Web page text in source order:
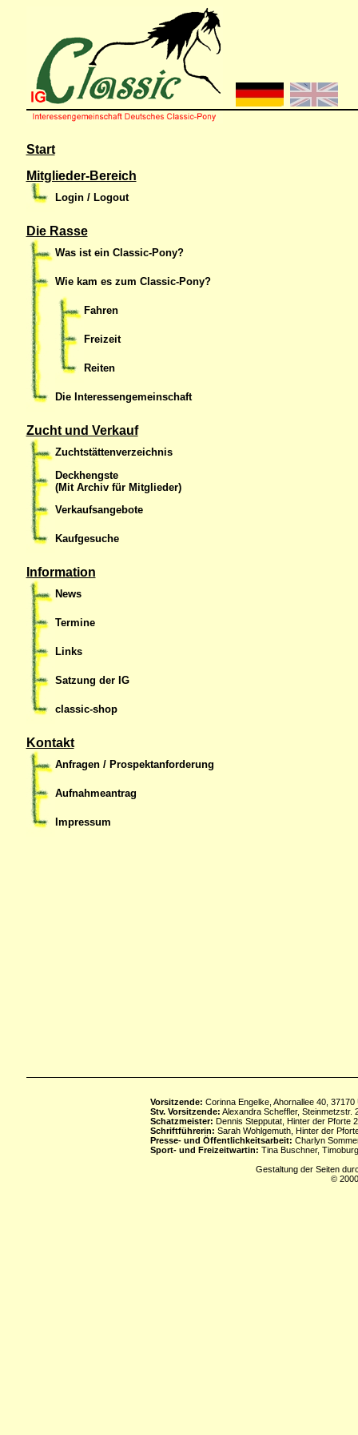
Start
Mitglieder-Bereich
Login / Logout
Die Rasse
Was ist ein Classic-Pony?
Wie kam es zum Classic-Pony?
Fahren
Freizeit
Reiten
Die Interessengemeinschaft
Zucht und Verkauf
Zuchtstättenverzeichnis
Deckhengste
(Mit Archiv für Mitglieder)
Verkaufsangebote
Kaufgesuche
Information
News
Termine
Links
Satzung der IG
classic-shop
Kontakt
Anfragen / Prospektanforderung
Aufnahmeantrag
Impressum
Vorsitzende: Corinna Engelke, Ahornallee 40,
Stv. Vorsitzende: Alexandra Scheffler, Steinmetzstr.
Schatzmeister: Dennis Stepputat, Hinter der Pforte
Schriftführerin: Sarah Wohlgemuth, Hinter der
Presse- und Öffentlichkeitsarbeit: Charlyn
Sport- und Freizeitwartin: Tina Buschner,
Gestaltung der Seiten
©